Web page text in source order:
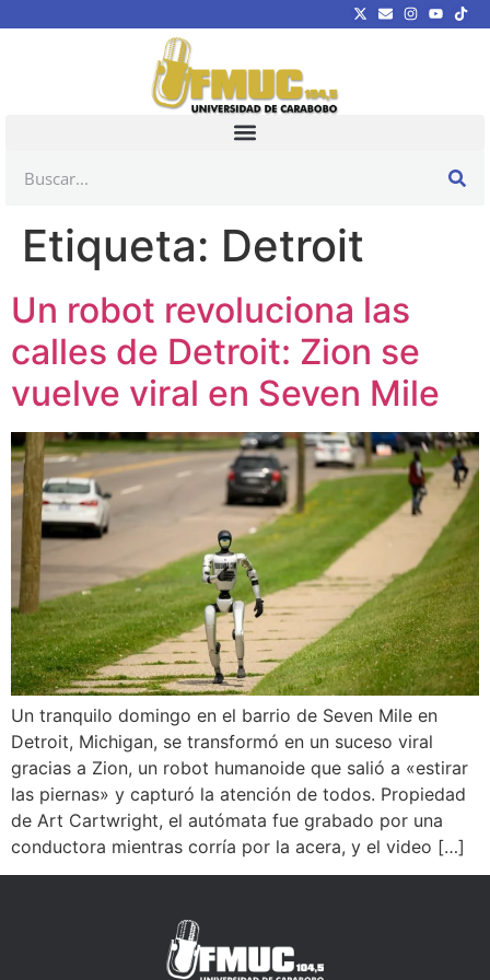
Etiqueta: Detroit
Un robot revoluciona las
calles de Detroit: Zion se
vuelve viral en Seven Mile
Un tranquilo domingo en el barrio de Seven Mile en
Detroit, Michigan, se transformó en un suceso viral
gracias a Zion, un robot humanoide que salió a «estirar
las piernas» y capturó la atención de todos. Propiedad
de Art Cartwright, el autómata fue grabado por una
conductora mientras corría por la acera, y el video […]